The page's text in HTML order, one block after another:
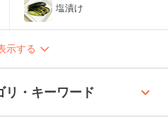
塩漬け
示する
リ・キーワード keyboard_arrow_up